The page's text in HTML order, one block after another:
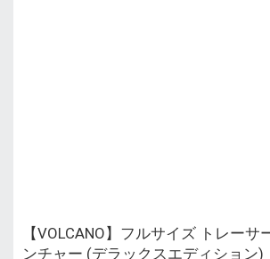
【VOLCANO】フルサイズ トレーサ
ンチャー (デラックスエディション)